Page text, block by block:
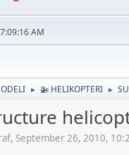
AM
► 🚁 HELIKOPTERI ►
September 26, 2010,